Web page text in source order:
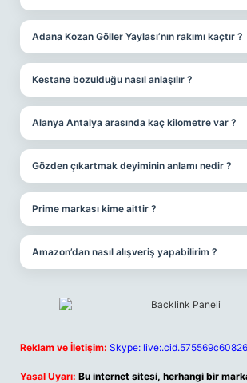
Adana Kozan Göller Yaylası’nın rakımı kaçtır ?
Kestane bozulduğu nasıl anlaşılır ?
Alanya Antalya arasında kaç kilometre var ?
Gözden çıkartmak deyiminin anlamı nedir ?
Prime markası kime aittir ?
Amazon’dan nasıl alışveriş yapabilirim ?
Reklam ve İletişim: Skype:
Yasal Uyarı: Bu internet sitesi, herhangi bir